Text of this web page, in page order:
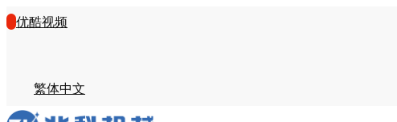
优酷视频
繁体中文